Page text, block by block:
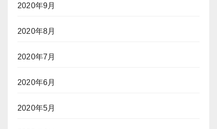
2020年9月
2020年8月
2020年7月
2020年6月
2020年5月